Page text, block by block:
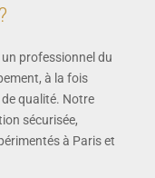
professionnel du
à la fois
qualité. Notre
sécurisée,
à Paris et